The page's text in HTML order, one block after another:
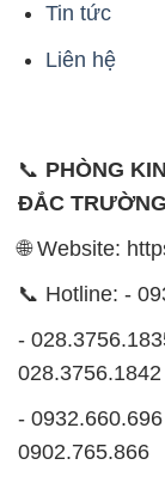
Tin tức
Liên hệ
📞 PHÒNG
ĐẮC
🌐 Website:
📞 Hotline: -
-
028.3756.1842
-
0902.765.866